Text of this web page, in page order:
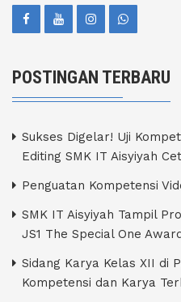
POSTINGAN TERBARU
Sukses Digelar! Uji
Editing SMK IT Aisyiyah
Penguatan Kompetensi
SMK IT Aisyiyah Tampil
JS1 The Special One
Sidang Karya Kelas XII di
Kompetensi dan Karya